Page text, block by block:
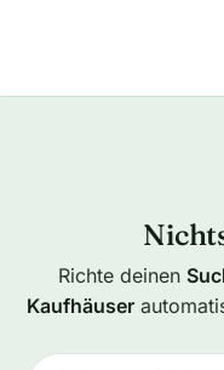
Richte deinen
Kaufhäuser